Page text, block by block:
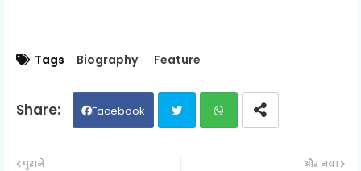
Tags Biography Feature
Facebook
और नया
पुराने